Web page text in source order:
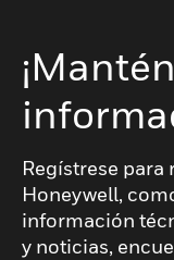
Regístrese
Honeywell,
información
y noticias,